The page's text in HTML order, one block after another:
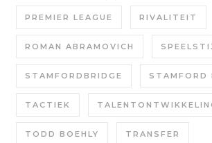
PREMIER LEAGUE RIVALITEIT
ROMAN ABRAMOVICH
STAMFORDBRIDGE STAMFORD
TACTIEK
TODD BOEHLY TRANSFER